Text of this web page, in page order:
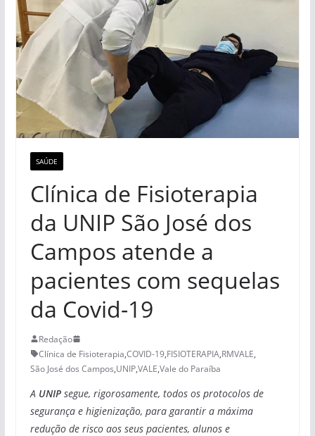
SAÚDE
Clínica de Fisioterapia
da UNIP São José dos
Campos atende a
pacientes com sequelas
da Covid-19
Redação
Clínica de Fisioterapia,COVID-19,FISIOTERAPIA,RMVALE,
São José dos Campos,UNIP,VALE,Vale do Paraíba
A UNIP segue, rigorosamente, todos os protocolos de
segurança e higienização, para garantir a máxima
redução de risco aos seus pacientes, alunos e